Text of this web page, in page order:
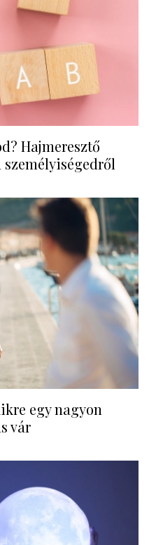
Hajmeresztő
egy nagyon
vár